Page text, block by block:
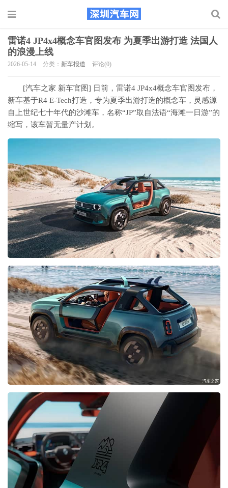
雷诺4 JP4x4概念车官图发布 为夏季出游打造 法国人
的浪漫上线
2026-05-14 分类： 新车报道 评论(0)
[汽车之家 新车官图] 日前，雷诺4 JP4x4概念车官图发布，
新车基于R4 E-Tech打造，专为夏季出游打造的概念车，灵感源
自上世纪七十年代的沙滩车，名称“JP”取自法语“海滩一日游”的
缩写，该车暂无量产计划。